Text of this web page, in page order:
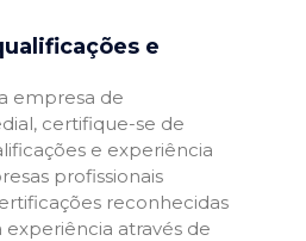
e
empresa de
certifique-se de
e experiência
profissionais
reconhecidas
através de